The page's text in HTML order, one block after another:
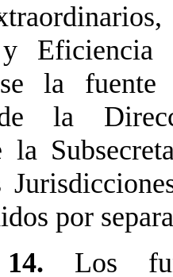
y
la
la
la
por
14. Los